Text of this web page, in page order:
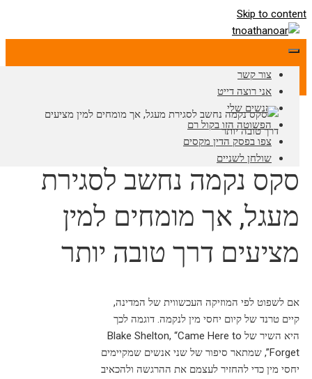
Skip to
צור קשר
אני רוצה דייט
הנשים שלי
הפשוטה הזו בקול רם
צפו בפסק הדין מקסים
שולחן לשניים
סקס נקמה נחשב לסגירת
מעגל, אך מומחים למין
מציעים דרך טובה יותר
אם לשפוט לפי המוזיקה העכשווית של המדינה,
קיים טרנד של קיום יחסי מין לנקמה. דוגמה לכך
היא השיר של Blake Shelton, “Came Here to
Forget”, שמתאר סיפור של שני אנשים שמקיימים
יחסי מין כדי להחזיר לעצמם את ההרגשה ולהכאיב